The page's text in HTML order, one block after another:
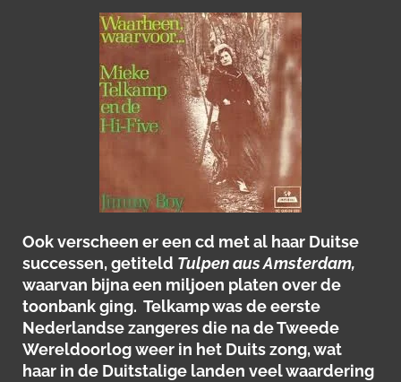
Ook verscheen er een cd met al haar Duitse
successen, getiteld Tulpen aus Amsterdam,
waarvan bijna een miljoen platen over de
toonbank ging. Telkamp was de eerste
Nederlandse zangeres die na de Tweede
Wereldoorlog weer in het Duits zong, wat
haar in de Duitstalige landen veel waardering